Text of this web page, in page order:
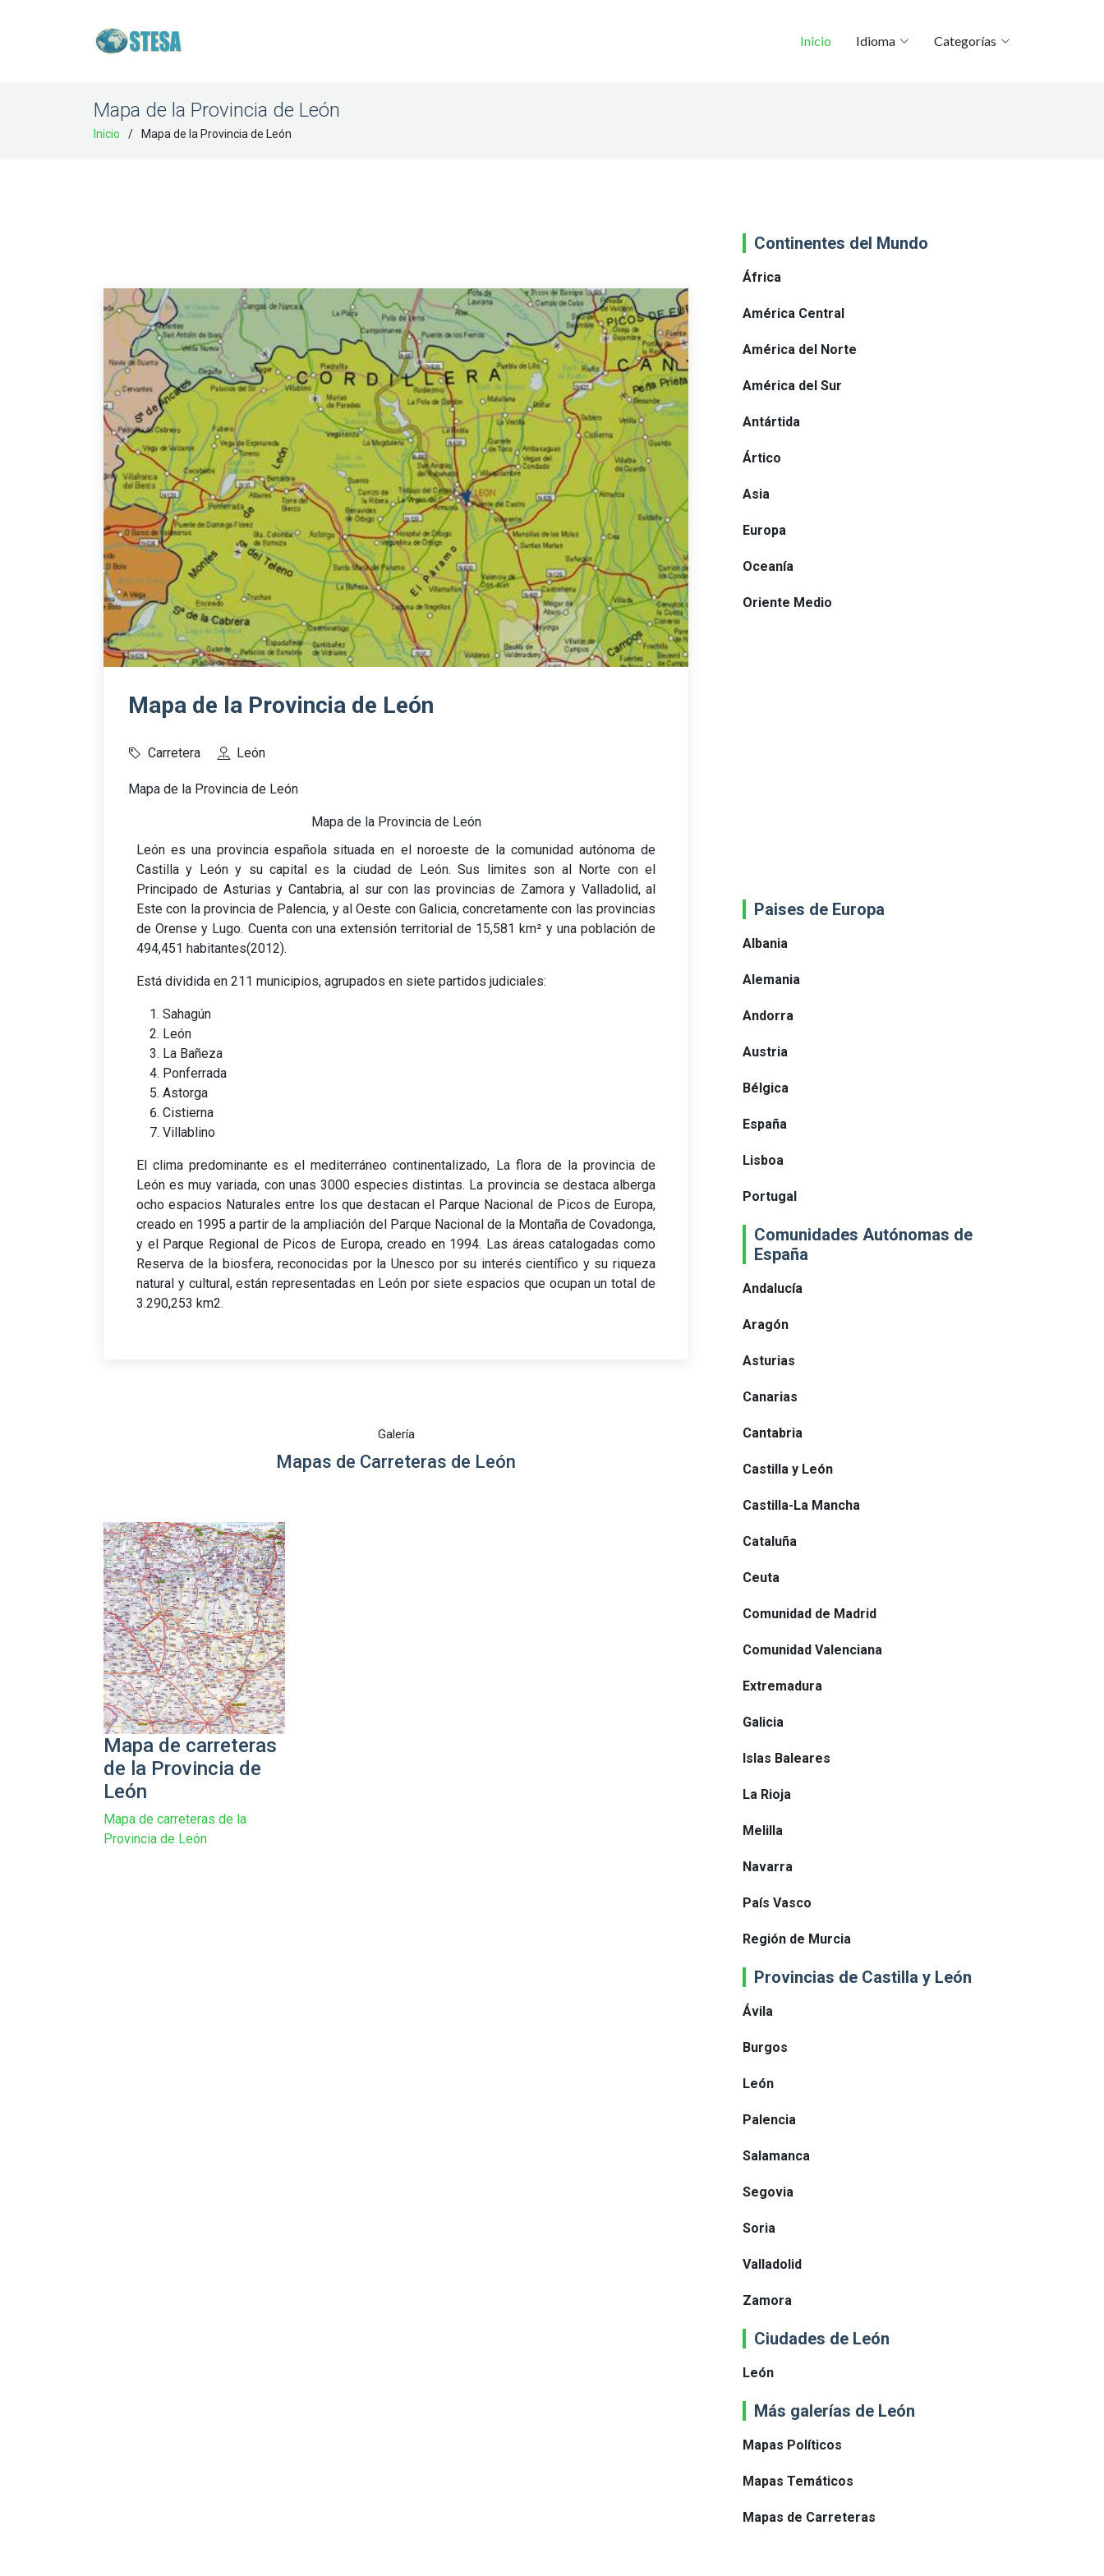
Inicio Idioma Categorías
Mapa de la Provincia de León
Inicio Mapa de la Provincia de León
Mapa de la Provincia de León
Carretera León
Mapa de la Provincia de León
Mapa de la Provincia de León
León es una provincia española situada en el noroeste de la comunidad autónoma de
Castilla y León y su capital es la ciudad de León. Sus limites son al Norte con el
Principado de Asturias y Cantabria, al sur con las provincias de Zamora y Valladolid, al
Este con la provincia de Palencia, y al Oeste con Galicia, concretamente con las provincias
de Orense y Lugo. Cuenta con una extensión territorial de 15,581 km² y una población de
494,451 habitantes(2012).
Está dividida en 211 municipios, agrupados en siete partidos judiciales:
Sahagún
León
La Bañeza
Ponferrada
Astorga
Cistierna
Villablino
El clima predominante es el mediterráneo continentalizado, La flora de la provincia de
León es muy variada, con unas 3000 especies distintas. La provincia se destaca alberga
ocho espacios Naturales entre los que destacan el Parque Nacional de Picos de Europa,
creado en 1995 a partir de la ampliación del Parque Nacional de la Montaña de Covadonga,
y el Parque Regional de Picos de Europa, creado en 1994. Las áreas catalogadas como
Reserva de la biosfera, reconocidas por la Unesco por su interés científico y su riqueza
natural y cultural, están representadas en León por siete espacios que ocupan un total de
3.290,253 km2.
Galería
Mapas de Carreteras de León
Mapa de carreteras
de la Provincia de
León
Mapa de carreteras de la
Provincia de León
Continentes del Mundo
África
América Central
América del Norte
América del Sur
Antártida
Ártico
Asia
Europa
Oceanía
Oriente Medio
Paises de Europa
Albania
Alemania
Andorra
Austria
Bélgica
España
Lisboa
Portugal
Comunidades Autónomas de
España
Andalucía
Aragón
Asturias
Canarias
Cantabria
Castilla y León
Castilla-La Mancha
Cataluña
Ceuta
Comunidad de Madrid
Comunidad Valenciana
Extremadura
Galicia
Islas Baleares
La Rioja
Melilla
Navarra
País Vasco
Región de Murcia
Provincias de Castilla y León
Ávila
Burgos
León
Palencia
Salamanca
Segovia
Soria
Valladolid
Zamora
Ciudades de León
León
Más galerías de León
Mapas Políticos
Mapas Temáticos
Mapas de Carreteras